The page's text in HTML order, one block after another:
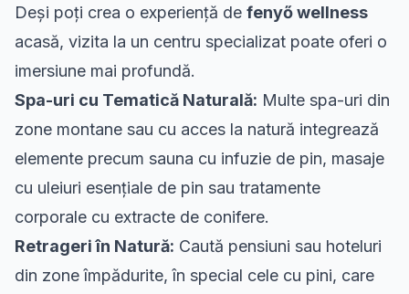
Deși poți crea o experiență de fenyő wellness
acasă, vizita la un centru specializat poate oferi o
imersiune mai profundă.
Spa-uri cu Tematică Naturală: Multe spa-uri din
zone montane sau cu acces la natură integrează
elemente precum sauna cu infuzie de pin, masaje
cu uleiuri esențiale de pin sau tratamente
corporale cu extracte de conifere.
Retrageri în Natură: Caută pensiuni sau hoteluri
din zone împădurite, în special cele cu pini, care